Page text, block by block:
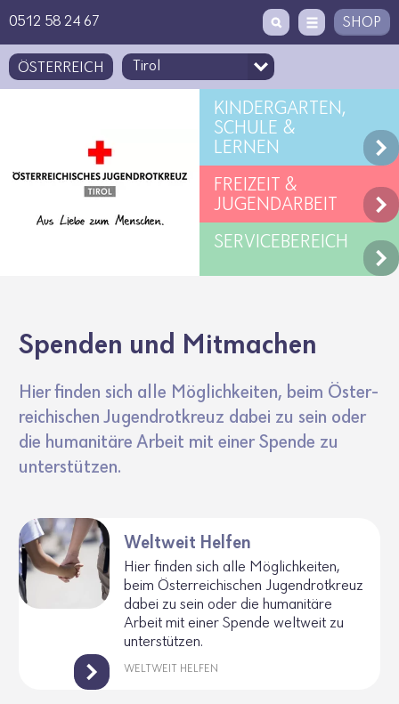
0512 58 24 67 SHOP
ÖSTERREICH
KINDERGARTEN,
SCHULE &
LERNEN
FREIZEIT &
JUGENDARBEIT
SERVICEBEREICH
Spenden und Mitma­chen
Hier finden sich alle Möglich­keiten, beim Öster­
rei­chi­schen Jugend­rot­kreuz dabei zu sein oder
die huma­ni­täre Arbeit mit einer Spende zu
unter­stützen.
Weltweit Helfen
Hier finden sich alle Möglich­keiten,
beim Öster­rei­chi­schen Jugend­rot­kreuz
dabei zu sein oder die huma­ni­täre
Arbeit mit einer Spende welt­weit zu
unter­stützen.
WELTWEIT HELFEN